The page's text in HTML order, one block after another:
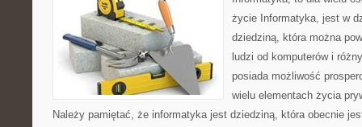
życie Informatyka, jest w
dziedziną, która można
ludzi od komputerów i
posiada możliwość
wielu elementach życia
Należy pamiętać, że informatyka jest dziedziną, która obecnie